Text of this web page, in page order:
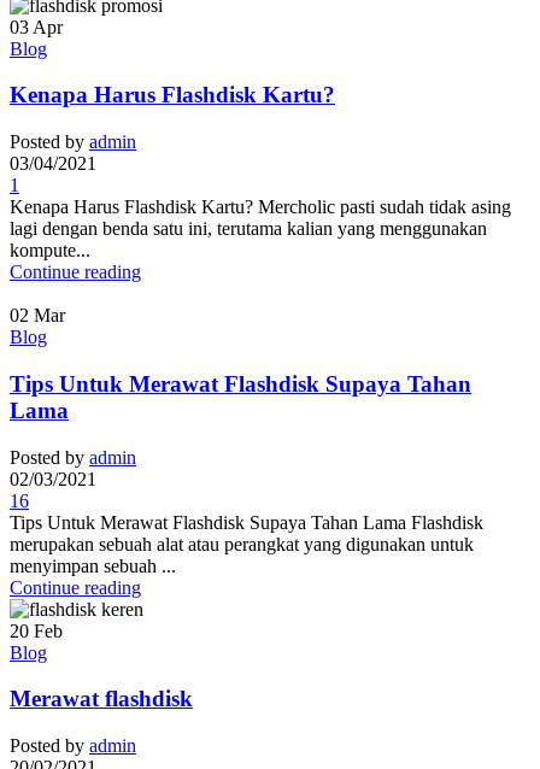
03 Apr
Blog
Kenapa Harus Flashdisk Kartu?
Posted by admin
03/04/2021
1
Kenapa Harus Flashdisk Kartu? Mercholic pasti sudah tidak asing
lagi dengan benda satu ini, terutama kalian yang menggunakan
kompute...
Continue reading
02 Mar
Blog
Tips Untuk Merawat Flashdisk Supaya Tahan
Lama
Posted by admin
02/03/2021
16
Tips Untuk Merawat Flashdisk Supaya Tahan Lama Flashdisk
merupakan sebuah alat atau perangkat yang digunakan untuk
menyimpan sebuah ...
Continue reading
20 Feb
Blog
Merawat flashdisk
Posted by admin